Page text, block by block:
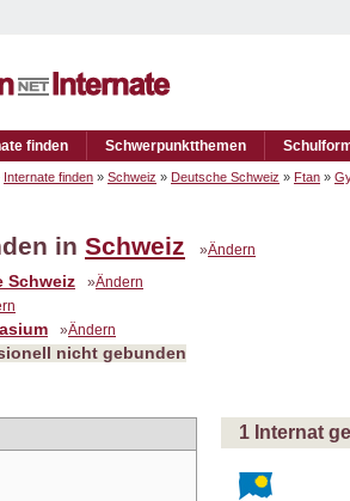
finden Schwerpunktthemen
Internate finden » Schweiz » Deutsche Schweiz » Ftan »
in Schweiz »Ändern
Schweiz »Ändern
»Ändern
nicht gebunden
1 Internat